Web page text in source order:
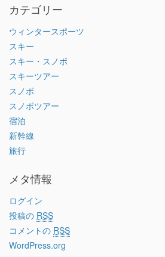
カテゴリー
ウィンタースポーツ
スキー
スキー・スノボ
スキーツアー
スノボ
スノボツアー
宿泊
新幹線
旅行
メタ情報
ログイン
投稿の RSS
コメントの RSS
WordPress.org